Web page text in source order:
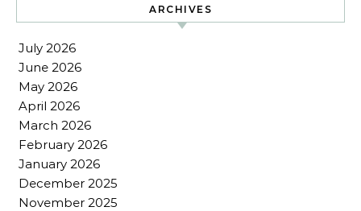
ARCHIVES
July 2026
June 2026
May 2026
April 2026
March 2026
February 2026
January 2026
December 2025
November 2025